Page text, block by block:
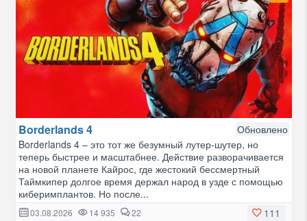
Borderlands 4
Обновлено
Borderlands 4 – это тот же безумный лутер-шутер, но
теперь быстрее и масштабнее. Действие разворачивается
на новой планете Кайрос, где жестокий бессмертный
Таймкипер долгое время держал народ в узде с помощью
киберимплантов. Но после...
111
03.08.2026 14 935 22